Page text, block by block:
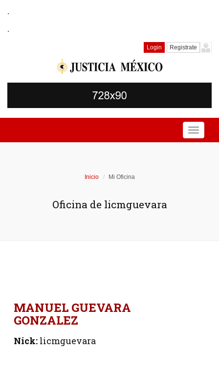
.
.
Login Registrate
Toggle
Inicio Mi Oficina
Oficina de licmguevara
MANUEL GUEVARA
GONZALEZ
Nick:licmguevara